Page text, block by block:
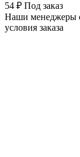
54 ₽ Под заказ
Наши менеджеры
условия заказа